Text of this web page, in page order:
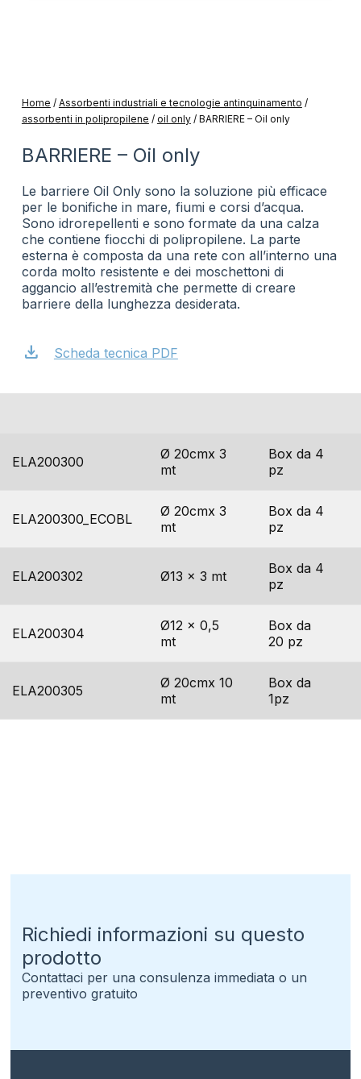
Home / Assorbenti industriali e tecnologie antinquinamento /
assorbenti in polipropilene / oil only / BARRIERE – Oil only
BARRIERE – Oil only
Le barriere Oil Only sono la soluzione più efficace
per le bonifiche in mare, fiumi e corsi d’acqua.
Sono idrorepellenti e sono formate da una calza
che contiene fiocchi di polipropilene. La parte
esterna è composta da una rete con all’interno una
corda molto resistente e dei moschettoni di
aggancio all’estremità che permette di creare
barriere della lunghezza desiderata.
download Scheda tecnica PDF
ELA200300
Ø 20cmx 3
mt
Box da 4
pz
ELA200300_ECOBL
Ø 20cmx 3
mt
Box da 4
pz
ELA200302 Ø13 x 3 mt
Box da 4
pz
ELA200304
Ø12 x 0,5
mt
Box da
20 pz
ELA200305
Ø 20cmx 10
mt
Box da
1pz
Richiedi informazioni su questo
prodotto
Contattaci per una consulenza immediata o un
preventivo gratuito